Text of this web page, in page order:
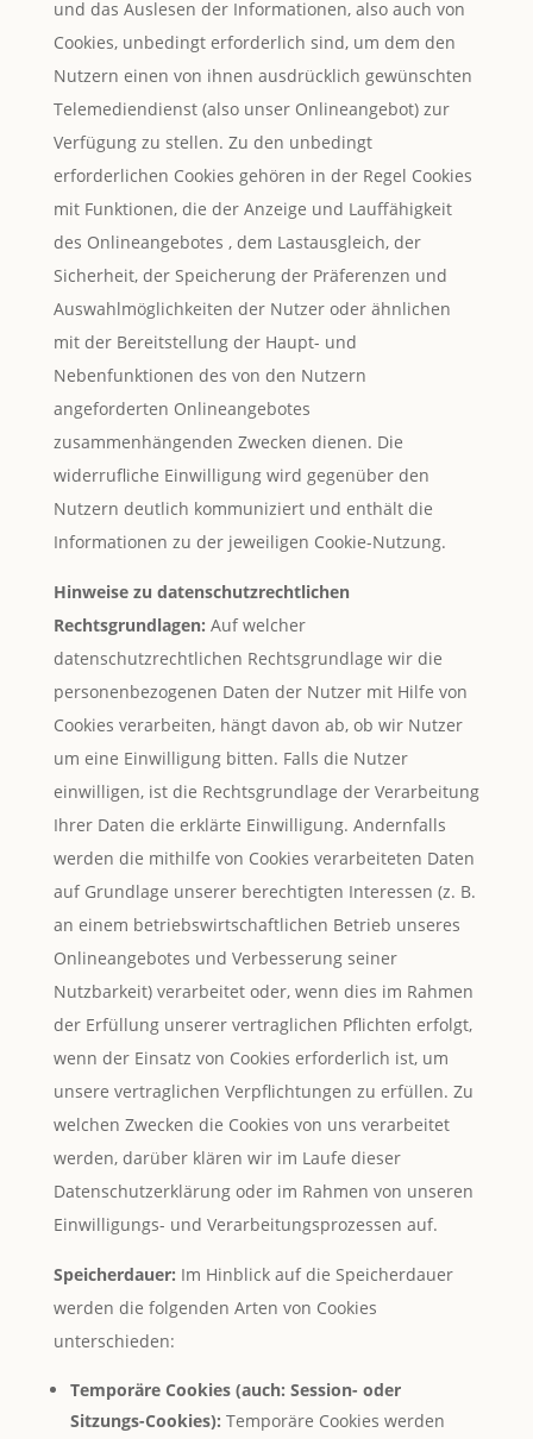
und das Auslesen der Informationen, also auch von
Cookies, unbedingt erforderlich sind, um dem den
Nutzern einen von ihnen ausdrücklich gewünschten
Telemediendienst (also unser Onlineangebot) zur
Verfügung zu stellen. Zu den unbedingt
erforderlichen Cookies gehören in der Regel Cookies
mit Funktionen, die der Anzeige und Lauffähigkeit
des Onlineangebotes , dem Lastausgleich, der
Sicherheit, der Speicherung der Präferenzen und
Auswahlmöglichkeiten der Nutzer oder ähnlichen
mit der Bereitstellung der Haupt- und
Nebenfunktionen des von den Nutzern
angeforderten Onlineangebotes
zusammenhängenden Zwecken dienen. Die
widerrufliche Einwilligung wird gegenüber den
Nutzern deutlich kommuniziert und enthält die
Informationen zu der jeweiligen Cookie-Nutzung.
Hinweise zu datenschutzrechtlichen
Rechtsgrundlagen: Auf welcher
datenschutzrechtlichen Rechtsgrundlage wir die
personenbezogenen Daten der Nutzer mit Hilfe von
Cookies verarbeiten, hängt davon ab, ob wir Nutzer
um eine Einwilligung bitten. Falls die Nutzer
einwilligen, ist die Rechtsgrundlage der Verarbeitung
Ihrer Daten die erklärte Einwilligung. Andernfalls
werden die mithilfe von Cookies verarbeiteten Daten
auf Grundlage unserer berechtigten Interessen (z. B.
an einem betriebswirtschaftlichen Betrieb unseres
Onlineangebotes und Verbesserung seiner
Nutzbarkeit) verarbeitet oder, wenn dies im Rahmen
der Erfüllung unserer vertraglichen Pflichten erfolgt,
wenn der Einsatz von Cookies erforderlich ist, um
unsere vertraglichen Verpflichtungen zu erfüllen. Zu
welchen Zwecken die Cookies von uns verarbeitet
werden, darüber klären wir im Laufe dieser
Datenschutzerklärung oder im Rahmen von unseren
Einwilligungs- und Verarbeitungsprozessen auf.
Speicherdauer: Im Hinblick auf die Speicherdauer
werden die folgenden Arten von Cookies
unterschieden:
Temporäre Cookies (auch: Session- oder
Sitzungs-Cookies): Temporäre Cookies werden